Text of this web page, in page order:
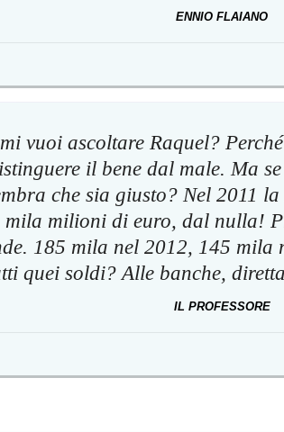
ENNIO FLAIANO
vuoi ascoltare Raquel?
il bene dal male. Ma
che sia giusto? Nel 2011
milioni di euro, dal nulla!
185 mila nel 2012, 145 mila
quei soldi? Alle banche,
IL PROFESSORE